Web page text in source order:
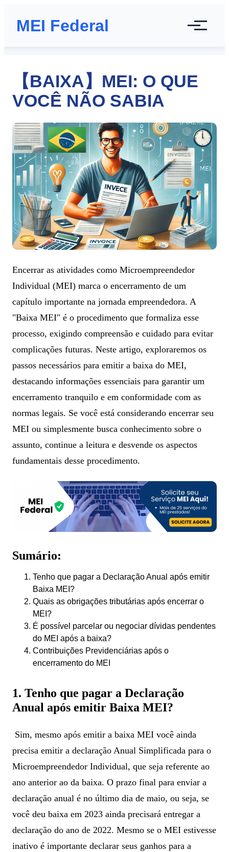
MEI Federal
【BAIXA】MEI: O QUE
VOCÊ NÃO SABIA
Encerrar as atividades como Microempreendedor
Individual (MEI) marca o encerramento de um
capítulo importante na jornada empreendedora. A
"Baixa MEI" é o procedimento que formaliza esse
processo, exigindo compreensão e cuidado para evitar
complicações futuras. Neste artigo, exploraremos os
passos necessários para emitir a baixa do MEI,
destacando informações essenciais para garantir um
encerramento tranquilo e em conformidade com as
normas legais. Se você está considerando encerrar seu
MEI ou simplesmente busca conhecimento sobre o
assunto, continue a leitura e desvende os aspectos
fundamentais desse procedimento.
Sumário:
Tenho que pagar a Declaração Anual após emitir
Baixa MEI?
Quais as obrigações tributárias após encerrar o
MEI?
É possível parcelar ou negociar dívidas pendentes
do MEI após a baixa?
Contribuições Previdenciárias após o
encerramento do MEI
1. Tenho que pagar a Declaração
Anual após emitir Baixa MEI?
Sim, mesmo após emitir a baixa MEI você ainda
precisa emitir a declaração Anual Simplificada para o
Microempreendedor Individual, que seja referente ao
ano anterior ao da baixa. O prazo final para enviar a
declaração anual é no último dia de maio, ou seja, se
você deu baixa em 2023 ainda precisará entregar a
declaração do ano de 2022. Mesmo se o MEI estivesse
inativo é importante declarar seus ganhos para a